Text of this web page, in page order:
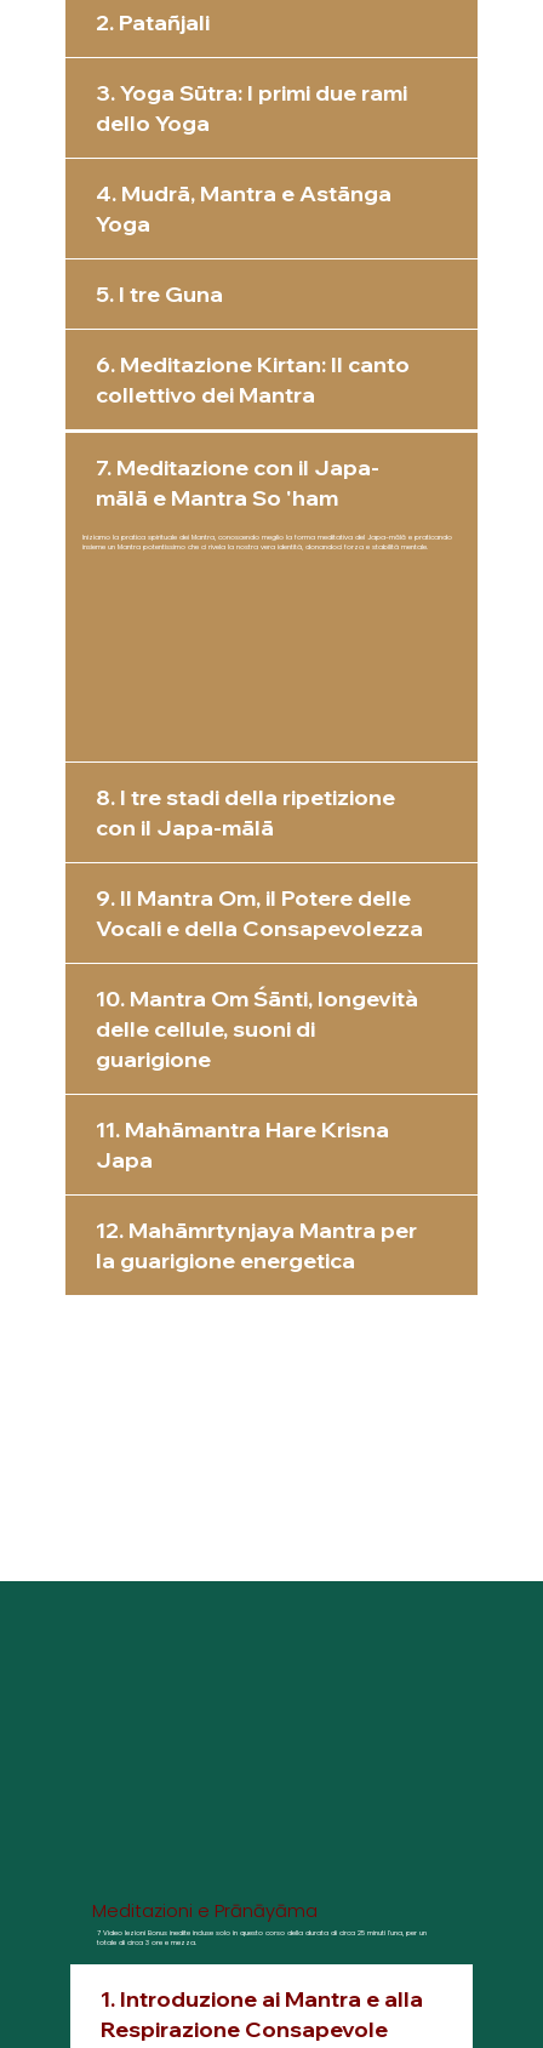
2. Patañjali
3. Yoga Sūtra: I primi due rami
dello Yoga
4. Mudrā, Mantra e Astānga
Yoga
5. I tre Guna
6. Meditazione Kirtan: Il canto
collettivo dei Mantra
7. Meditazione con il Japa-
mālā e Mantra So 'ham
Iniziamo la pratica spirituale dei Mantra, conoscendo meglio la forma meditativa del Japa-mālā e praticando
insieme un Mantra potentissimo che ci rivela la nostra vera identità, donandoci forza e stabilità mentale.
8. I tre stadi della ripetizione
con il Japa-mālā
9. Il Mantra Om, il Potere delle
Vocali e della Consapevolezza
10. Mantra Om Śānti, longevità
delle cellule, suoni di
guarigione
11. Mahāmantra Hare Krisna
Japa
12. Mahāmrtynjaya Mantra per
la guarigione energetica
Meditazioni e Prānāyāma
7 Video lezioni Bonus inedite incluse solo in questo corso della durata di circa 25 minuti l'una, per un
totale di circa 3 ore e mezza.
1. Introduzione ai Mantra e alla
Respirazione Consapevole